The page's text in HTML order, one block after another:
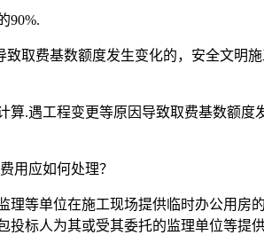
90%.
取费基数额度发生变化的，安全文明
.遇工程变更等原因导致取费基数额度
用应如何处理？
等单位在施工现场提供临时办公用房
投标人为其或受其委托的监理单位等提